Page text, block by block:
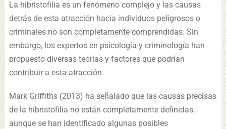
La hibristofilia es un fenómeno complejo y las causas
detrás de esta atracción hacia individuos peligrosos o
criminales no son completamente comprendidas. Sin
embargo, los expertos en psicología y criminología han
propuesto diversas teorías y factores que podrían
contribuir a esta atracción.
Mark Griffiths (2013) ha señalado que las causas precisas
de la hibristofilia no están completamente definidas,
aunque se han identificado algunas posibles